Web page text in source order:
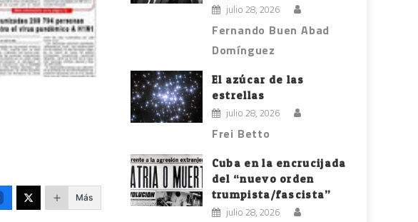
Más
julio 28, 2026
Fernando Buen Abad
Domínguez
El azúcar de las
estrellas
julio 28, 2026
Frei Betto
Cuba en la encrucijada
del “nuevo orden
trumpista/fascista”
julio 28, 2026